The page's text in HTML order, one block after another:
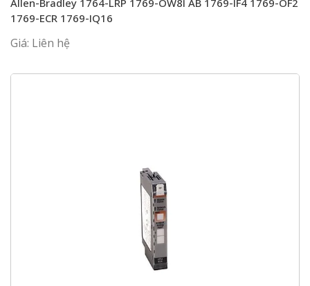
Allen-Bradley 1764-LRP 1769-OW8I AB 1769-IF4 1769-OF2
1769-ECR 1769-IQ16
Giá: Liên hệ